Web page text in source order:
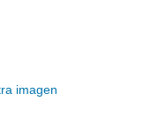
imagen